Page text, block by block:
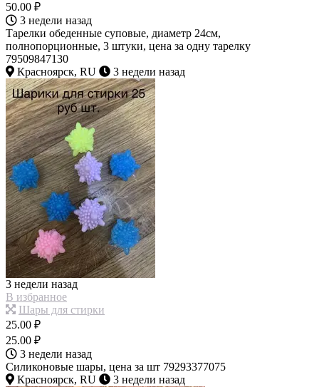
50.00 ₽
3 недели назад
Тарелки обеденные суповые, диаметр 24см,
полнопорционные, 3 штуки, цена за одну тарелку
79509847130
Красноярск, RU
3 недели назад
3 недели назад
В избранное
Шары для стирки
25.00 ₽
25.00 ₽
3 недели назад
Силиконовые шары, цена за шт 79293377075
Красноярск, RU
3 недели назад